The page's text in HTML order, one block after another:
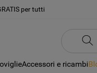
per tutti
Accessori e ricambi